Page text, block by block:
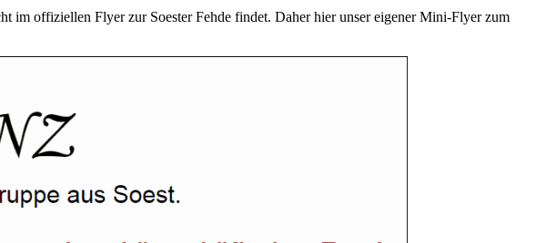
im offiziellen Flyer zur Soester Fehde findet. Daher hier unser eigener Mini-Flyer zum